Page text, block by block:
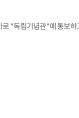
로 "독립기념관"에 통보